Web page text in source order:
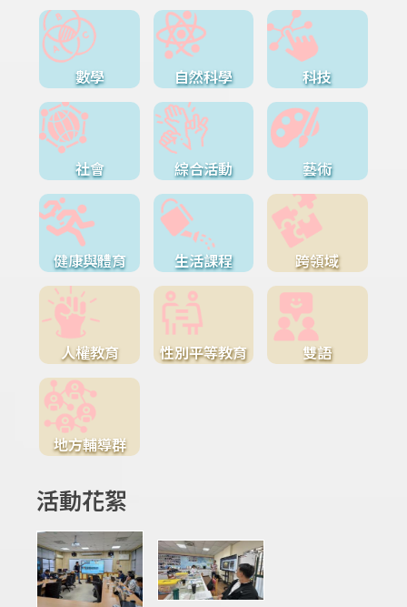
數學 自然科學 科技
社會 綜合活動 藝術
健康與體育 生活課程 跨領域
人權教育 性別平等教育 雙語
地方輔導群
活動花絮